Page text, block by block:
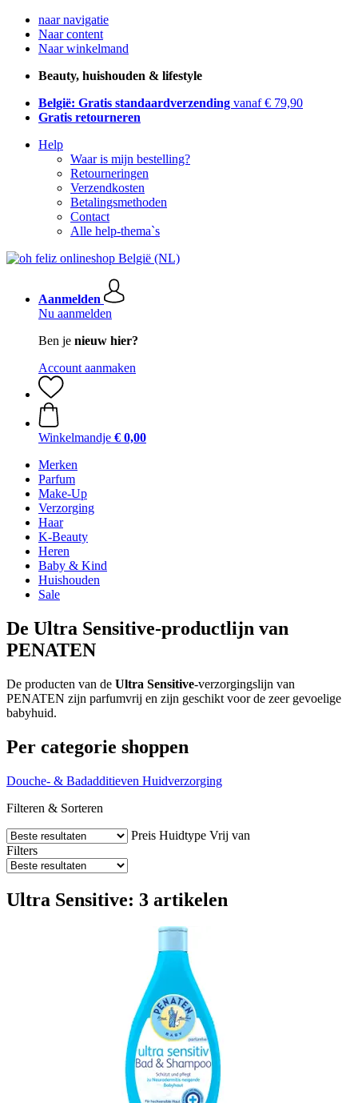
naar navigatie
Naar content
Naar winkelmand
Beauty, huishouden & lifestyle
België: Gratis standaardverzending vanaf € 79,90
Gratis retourneren
Help
Waar is mijn bestelling?
Retourneringen
Verzendkosten
Betalingsmethoden
Contact
Alle help-thema`s
Aanmelden
Nu aanmelden
Ben je nieuw hier?
Account aanmaken
Winkelmandje € 0,00
Merken
Parfum
Make-Up
Verzorging
Haar
K-Beauty
Heren
Baby & Kind
Huishouden
Sale
De Ultra Sensitive-productlijn van
PENATEN
De producten van de Ultra Sensitive-verzorgingslijn van
PENATEN zijn parfumvrij en zijn geschikt voor de zeer gevoelige
babyhuid.
Per categorie shoppen
Douche- & Badadditieven Huidverzorging
Filteren & Sorteren
Preis Huidtype Vrij van
Filters
Ultra Sensitive: 3 artikelen